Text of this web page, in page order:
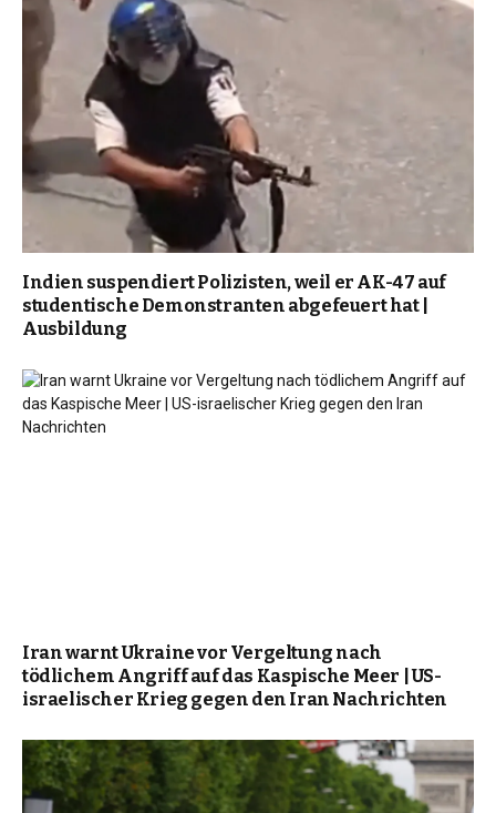
Indien suspendiert Polizisten, weil er AK-47 auf
studentische Demonstranten abgefeuert hat |
Ausbildung
Iran warnt Ukraine vor Vergeltung nach
tödlichem Angriff auf das Kaspische Meer | US-
israelischer Krieg gegen den Iran Nachrichten